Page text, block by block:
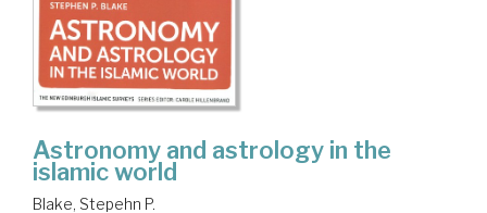
Astronomy and astrology in the
islamic world
Blake, Stepehn P.